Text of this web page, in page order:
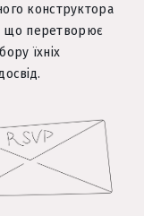
конструктора
що перетворює
їхніх